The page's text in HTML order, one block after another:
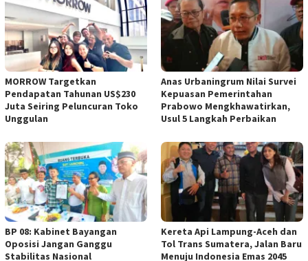
MORROW Targetkan
Pendapatan Tahunan US$230
Juta Seiring Peluncuran Toko
Unggulan
Anas Urbaningrum Nilai Survei
Kepuasan Pemerintahan
Prabowo Mengkhawatirkan,
Usul 5 Langkah Perbaikan
BP 08: Kabinet Bayangan
Oposisi Jangan Ganggu
Stabilitas Nasional
Kereta Api Lampung-Aceh dan
Tol Trans Sumatera, Jalan Baru
Menuju Indonesia Emas 2045